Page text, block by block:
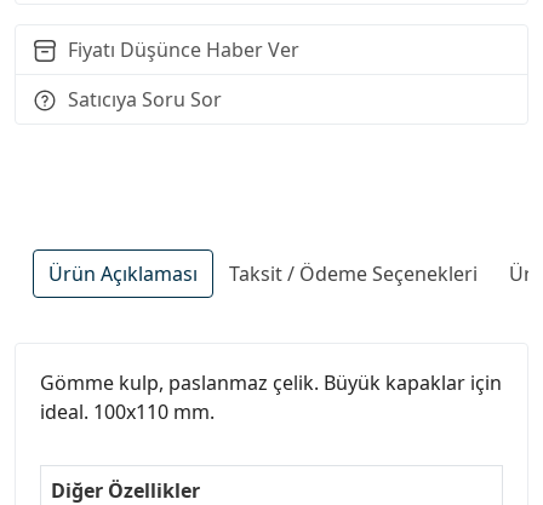
Fiyatı Düşünce Haber Ver
Satıcıya Soru Sor
Ürün Açıklaması Taksit / Ödeme Seçenekleri
Gömme kulp, paslanmaz çelik. Büyük kapaklar için
ideal. 100x110 mm.
Diğer Özellikler